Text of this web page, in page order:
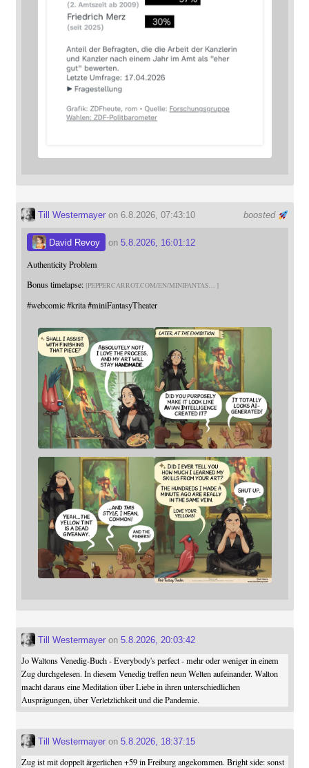
boosted
Till Westermayeron 6.8.2026, 07:43:10
David Revoy on 5.8.2026, 16:01:12
Authenticity Problem
Bonus timelapse: PEPPERCARROT.COM/EN/MINIFANTAS
#webcomic #krita #miniFantasyTheater
Till Westermayeron 5.8.2026, 20:03:42
Jo Waltons Venedig-Buch - Everybody's perfect - mehr oder weniger in einem
Zug durchgelesen. In diesem Venedig treffen neun Welten aufeinander. Walton
macht daraus eine Meditation über Liebe in ihren unterschiedlichen
Ausprägungen, über Verletzlichkeit und die Pandemie.
Till Westermayeron 5.8.2026, 18:37:15
Zug ist mit doppelt ärgerlichen +59 in Freiburg angekommen. Bright side: sonst